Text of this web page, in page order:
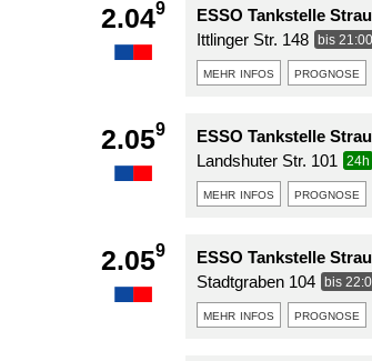
2.049
ESSO Tankstelle
Ittlinger Str. 148
bis
mehr infos prognose
2.059
ESSO Tankstelle
Landshuter Str. 101
24h
mehr infos prognose
2.059
ESSO Tankstelle
Stadtgraben 104
bis
mehr infos prognose